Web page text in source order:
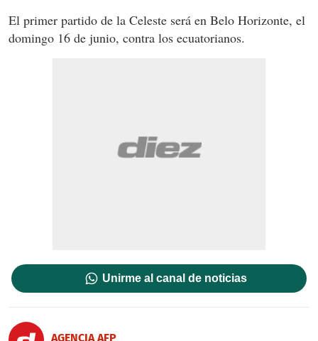
El primer partido de la Celeste será en Belo Horizonte, el
domingo 16 de junio, contra los ecuatorianos.
Unirme al canal de noticias
AGENCIA AFP